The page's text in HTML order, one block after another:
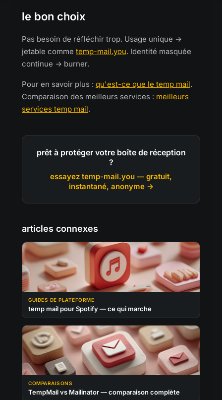
le bon choix
Pas besoin de réfléchir trop. Usage unique →
jetable comme temp-mail.you. Identité masquée
continue → burner.
Pour en savoir plus : qu'est-ce que le temp mail.
Comparaison des meilleurs services : meilleurs
services temp mail.
prêt à protéger votre boîte de réception
?
essayez temp-mail.you — gratuit,
instantané, anonyme →
articles connexes
GUIDES DE PLATEFORME
temp mail pour Spotify — ce qui marche
COMPARAISONS
TempMail vs Mailinator — comparaison complète